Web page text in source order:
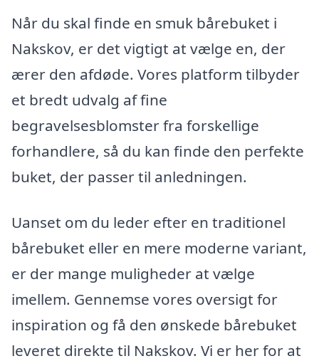
Når du skal finde en smuk bårebuket i
Nakskov, er det vigtigt at vælge en, der
ærer den afdøde. Vores platform tilbyder
et bredt udvalg af fine
begravelsesblomster fra forskellige
forhandlere, så du kan finde den perfekte
buket, der passer til anledningen.
Uanset om du leder efter en traditionel
bårebuket eller en mere moderne variant,
er der mange muligheder at vælge
imellem. Gennemse vores oversigt for
inspiration og få den ønskede bårebuket
leveret direkte til Nakskov. Vi er her for at